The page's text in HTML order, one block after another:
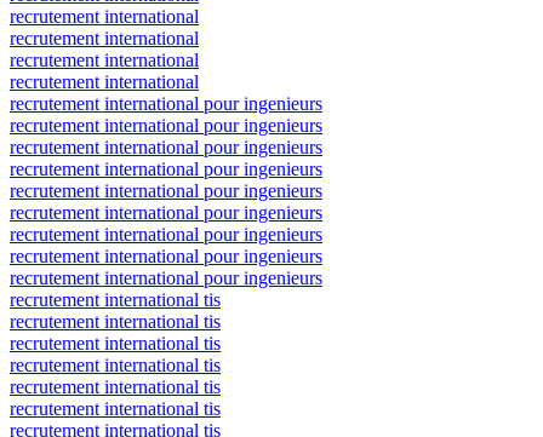
recrutement international
recrutement international
recrutement international
recrutement international
recrutement international pour ingenieurs
recrutement international pour ingenieurs
recrutement international pour ingenieurs
recrutement international pour ingenieurs
recrutement international pour ingenieurs
recrutement international pour ingenieurs
recrutement international pour ingenieurs
recrutement international pour ingenieurs
recrutement international pour ingenieurs
recrutement international tis
recrutement international tis
recrutement international tis
recrutement international tis
recrutement international tis
recrutement international tis
recrutement international tis